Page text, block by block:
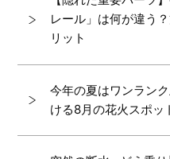
レール」は何が違う
リット
今年の夏はワンラン
ける8月の花火スポッ